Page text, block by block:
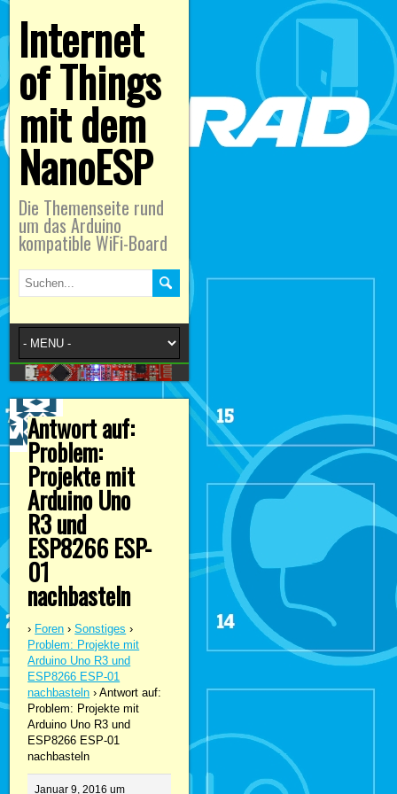
Internet
of Things
mit dem
NanoESP
Die Themenseite rund
um das Arduino
kompatible WiFi-Board
Antwort auf:
Problem:
Projekte mit
Arduino Uno
R3 und
ESP8266 ESP-
01
nachbasteln
› Foren › Sonstiges ›
Problem: Projekte mit
Arduino Uno R3 und
ESP8266 ESP-01
nachbasteln › Antwort auf:
Problem: Projekte mit
Arduino Uno R3 und
ESP8266 ESP-01
nachbasteln
Januar 9, 2016 um